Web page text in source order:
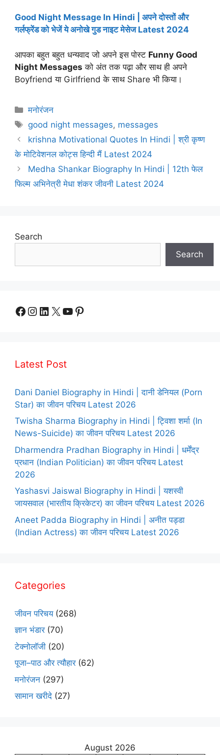
Good Night Message In Hindi | अपने दोस्तों और
गर्लफ्रेंड को भेजें ये अनोखे गुड नाइट मेसेज Latest 2024
आपका बहुत बहुत धन्यवाद जो अपने इस पोस्ट Funny Good
Night Messages को अंत तक पढ़ा और साथ ही अपने
Boyfriend या Girlfriend के साथ Share भी किया।
Categories
मनोरंजन
Tags
good night messages, messages
krishna Motivational Quotes In Hindi | श्री कृष्ण
के मोटिवेशनल कोट्स हिन्दी मैं Latest 2024
Medha Shankar Biography In Hindi | 12th फेल
फिल्म अभिनेत्री मेधा शंकर जीवनी Latest 2024
Search
Search
Facebook
Instagram
LinkedIn
X YouTube
Pinterest
Latest Post
Dani Daniel Biography in Hindi | दानी डेनियल (Porn
Star) का जीवन परिचय Latest 2026
Twisha Sharma Biography in Hindi | ट्विशा शर्मा (In
News-Suicide) का जीवन परिचय Latest 2026
Dharmendra Pradhan Biography in Hindi | धर्मेंद्र
प्रधान (Indian Politician) का जीवन परिचय Latest
2026
Yashasvi Jaiswal Biography in Hindi | यशस्वी
जायसवाल (भारतीय क्रिकेटर) का जीवन परिचय Latest 2026
Aneet Padda Biography in Hindi | अनीत पड्डा
(Indian Actress) का जीवन परिचय Latest 2026
Categories
जीवन परिचय(268)
ज्ञान भंडार(70)
टेक्नोलॉजी (20)
पूजा–पाठ और त्यौहार(62)
मनोरंजन (297)
सामान खरीदे (27)
August 2026